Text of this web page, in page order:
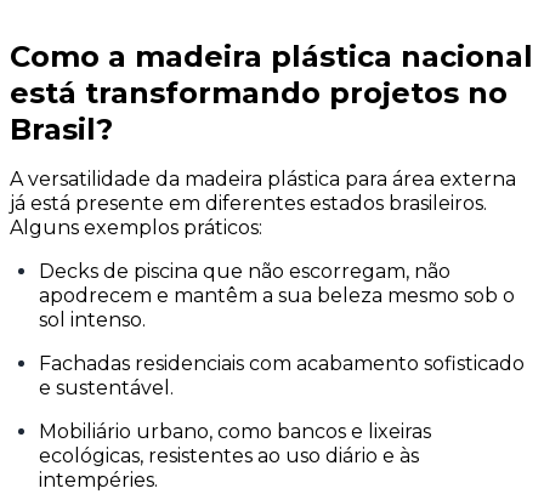
Como a madeira plástica nacional
está transformando projetos no
Brasil?
A versatilidade da madeira plástica para área externa
já está presente em diferentes estados brasileiros.
Alguns exemplos práticos:
Decks de piscina que não escorregam, não
apodrecem e mantêm a sua beleza mesmo sob o
sol intenso.
Fachadas residenciais com acabamento sofisticado
e sustentável.
Mobiliário urbano, como bancos e lixeiras
ecológicas, resistentes ao uso diário e às
intempéries.